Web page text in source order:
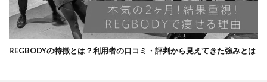
REGBODYの特徴とは？利用者の口コミ・評判から見えてきた強みとは